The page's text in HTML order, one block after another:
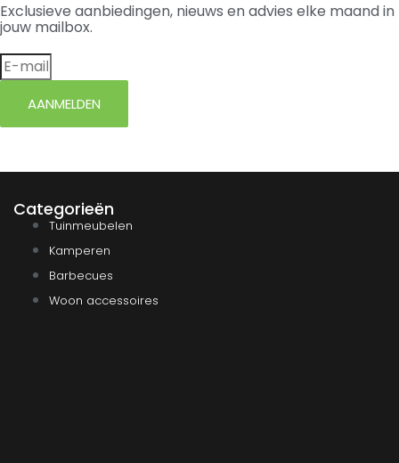
Exclusieve aanbiedingen, nieuws en advies elke maand in
jouw mailbox.
AANMELDEN
Categorieën
Tuinmeubelen
Kamperen
Barbecues
Woon accessoires